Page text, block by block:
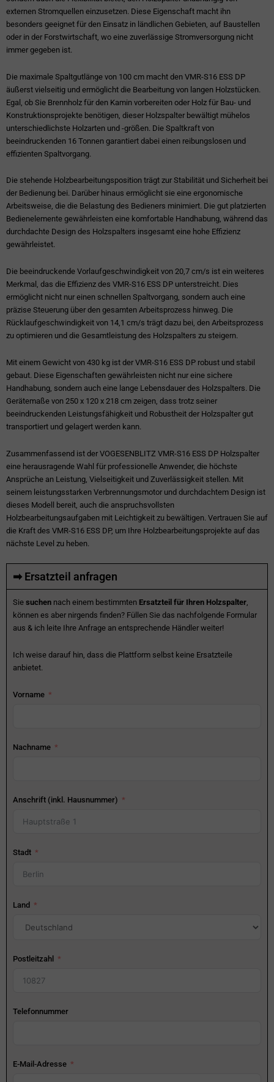
externen Stromquellen einzusetzen. Diese Eigenschaft macht ihn
besonders geeignet für den Einsatz in ländlichen Gebieten, auf Baustellen
oder in der Forstwirtschaft, wo eine zuverlässige Stromversorgung nicht
immer gegeben ist.
Die maximale Spaltgutlänge von 100 cm macht den VMR-S16 ESS DP
äußerst vielseitig und ermöglicht die Bearbeitung von langen Holzstücken.
Egal, ob Sie Brennholz für den Kamin vorbereiten oder Holz für Bau- und
Konstruktionsprojekte benötigen, dieser Holzspalter bewältigt mühelos
unterschiedlichste Holzarten und -größen. Die Spaltkraft von
beeindruckenden 16 Tonnen garantiert dabei einen reibungslosen und
effizienten Spaltvorgang.
Die stehende Holzbearbeitungsposition trägt zur Stabilität und Sicherheit bei
der Bedienung bei. Darüber hinaus ermöglicht sie eine ergonomische
Arbeitsweise, die die Belastung des Bedieners minimiert. Die gut platzierten
Bedienelemente gewährleisten eine komfortable Handhabung, während das
durchdachte Design des Holzspalters insgesamt eine hohe Effizienz
gewährleistet.
Die beeindruckende Vorlaufgeschwindigkeit von 20,7 cm/s ist ein weiteres
Merkmal, das die Effizienz des VMR-S16 ESS DP unterstreicht. Dies
ermöglicht nicht nur einen schnellen Spaltvorgang, sondern auch eine
präzise Steuerung über den gesamten Arbeitsprozess hinweg. Die
Rücklaufgeschwindigkeit von 14,1 cm/s trägt dazu bei, den Arbeitsprozess
zu optimieren und die Gesamtleistung des Holzspalters zu steigern.
Mit einem Gewicht von 430 kg ist der VMR-S16 ESS DP robust und stabil
gebaut. Diese Eigenschaften gewährleisten nicht nur eine sichere
Handhabung, sondern auch eine lange Lebensdauer des Holzspalters. Die
Gerätemaße von 250 x 120 x 218 cm zeigen, dass trotz seiner
beeindruckenden Leistungsfähigkeit und Robustheit der Holzspalter gut
transportiert und gelagert werden kann.
Zusammenfassend ist der VOGESENBLITZ VMR-S16 ESS DP Holzspalter
eine herausragende Wahl für professionelle Anwender, die höchste
Ansprüche an Leistung, Vielseitigkeit und Zuverlässigkeit stellen. Mit
seinem leistungsstarken Verbrennungsmotor und durchdachtem Design ist
dieses Modell bereit, auch die anspruchsvollsten
Holzbearbeitungsaufgaben mit Leichtigkeit zu bewältigen. Vertrauen Sie auf
die Kraft des VMR-S16 ESS DP, um Ihre Holzbearbeitungsprojekte auf das
nächste Level zu heben.
➡ Ersatzteil anfragen
Sie suchen nach einem bestimmten Ersatzteil für Ihren Holzspalter,
können es aber nirgends finden? Füllen Sie das nachfolgende Formular
aus & ich leite Ihre Anfrage an entsprechende Händler weiter!
Ich weise darauf hin, dass die Plattform selbst keine Ersatzteile
anbietet.
Vorname
Nachname
Anschrift (inkl. Hausnummer)
Stadt
Land
Postleitzahl
Telefonnummer
E-Mail-Adresse